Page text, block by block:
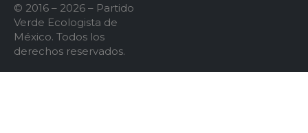
© 2016 – 2026 – Partido
Verde Ecologista de
México. Todos los
derechos reservados.